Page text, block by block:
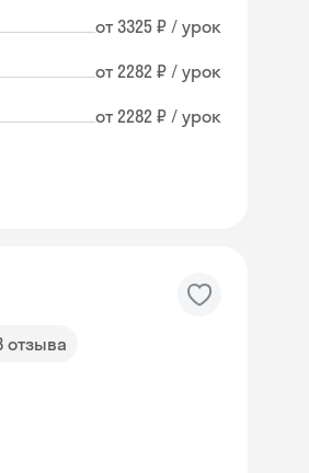
от 3325 ₽ / урок
от 2282 ₽ / урок
от 2282 ₽ / урок
отзыва